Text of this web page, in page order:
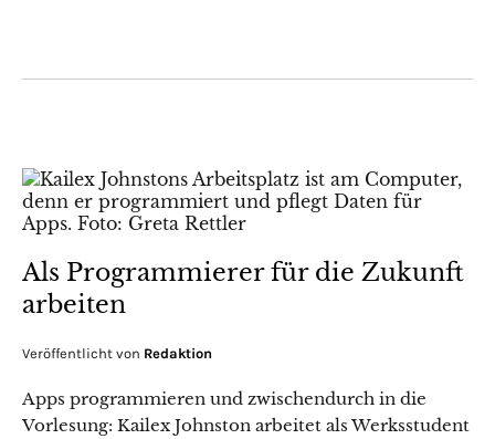
Als Programmierer für die Zukunft
arbeiten
Veröffentlicht von Redaktion
Apps programmieren und zwischendurch in die
Vorlesung: Kailex Johnston arbeitet als Werksstudent